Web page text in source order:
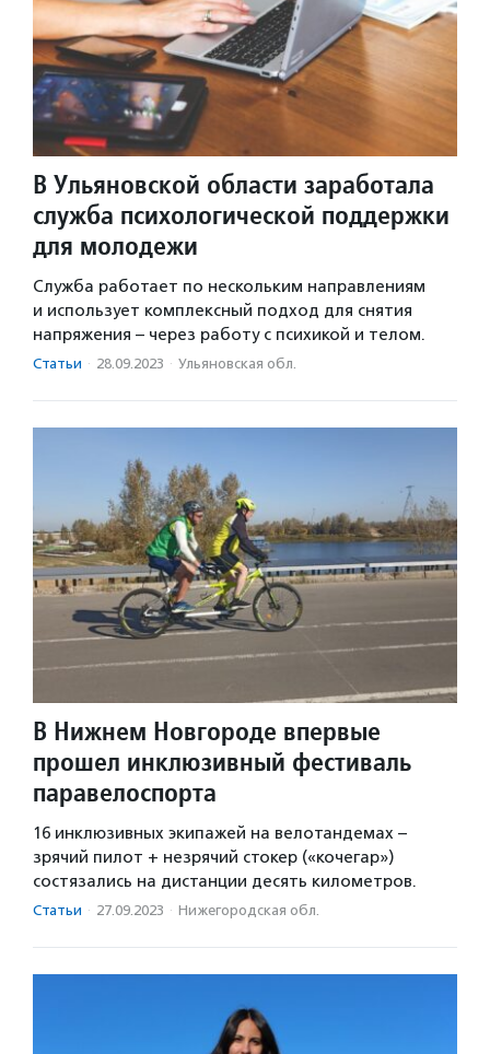
В Ульяновской области заработала
служба психологической поддержки
для молодежи
Служба работает по нескольким направлениям
и использует комплексный подход для снятия
напряжения – через работу с психикой и телом.
Статьи · 28.09.2023 · Ульяновская обл.
В Нижнем Новгороде впервые
прошел инклюзивный фестиваль
паравелоспорта
16 инклюзивных экипажей на велотандемах –
зрячий пилот + незрячий стокер («кочегар»)
состязались на дистанции десять километров.
Статьи · 27.09.2023 · Нижегородская обл.